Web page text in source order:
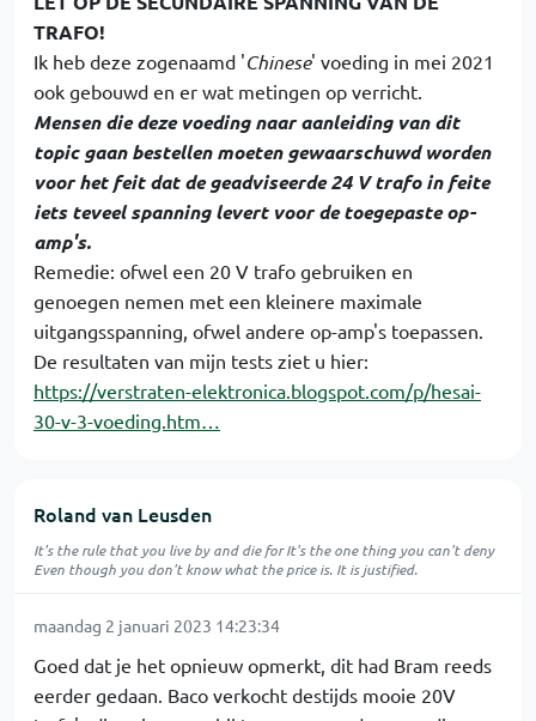
TRAFO!
Ik heb deze zogenaamd 'Chinese' voeding in mei 2021
ook gebouwd en er wat metingen op verricht.
Mensen die deze voeding naar aanleiding van dit
topic gaan bestellen moeten gewaarschuwd worden
voor het feit dat de geadviseerde 24 V trafo in feite
iets teveel spanning levert voor de toegepaste op-
amp's.
Remedie: ofwel een 20 V trafo gebruiken en
genoegen nemen met een kleinere maximale
uitgangsspanning, ofwel andere op-amp's toepassen.
De resultaten van mijn tests ziet u hier:
https://verstraten-elektronica.blogspot.com/p/hesai-
30-v-3-voeding.htm…
Roland van Leusden
It's the rule that you live by and die for It's the one thing you can't deny
Even though you don't know what the price is. It is justified.
maandag 2 januari 2023 14:23:34
Goed dat je het opnieuw opmerkt, dit had Bram reeds
eerder gedaan. Baco verkocht destijds mooie 20V